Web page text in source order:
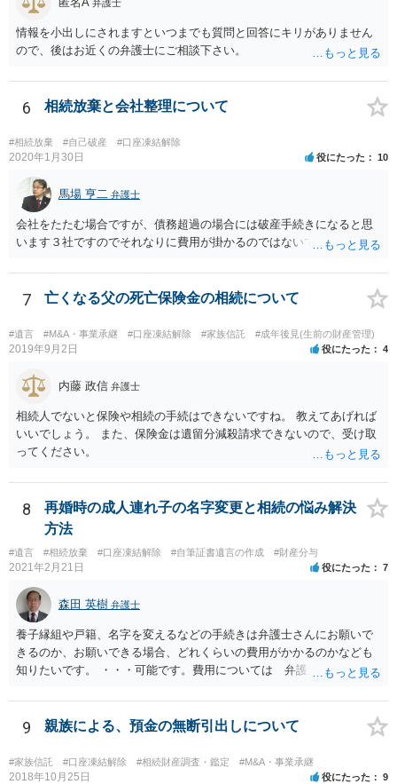
弁護士
情報を小出しにされますといつまでも質問と回答にキリがありません
ので、後はお近くの弁護士にご相談下さい。
6 相続放棄と会社整理について
#相続放棄 #自己破産 #口座凍結解除
2020年1月30日 役にたった 10
馬場 亨二 弁護士
会社をたたむ場合ですが、債務超過の場合には破産手続きになると思
います３社ですのでそれなりに費用が掛かるのではないでしょうか。
7 亡くなる父の死亡保険金の相続について
#遺言 #M&A・事業承継 #口座凍結解除 #家族信託 #成年後見(生前の財産管理)
2019年9月2日 役にたった 4
内藤 政信 弁護士
相続人でないと保険や相続の手続はできないですね。 教えてあげれば
いいでしょう。 また、保険金は遺留分減殺請求できないので、受け取
ってください。
8
再婚時の成人連れ子の名字変更と相続の悩み解決
方法
#遺言 #相続放棄 #口座凍結解除 #自筆証書遺言の作成 #財産分与
2021年2月21日 役にたった 7
森田 英樹 弁護士
養子縁組や戸籍、名字を変えるなどの手続きは弁護士さんにお願いで
きるのか、お願いできる場合、どれくらいの費用がかかるのかなども
知りたいです。 ・・・可能です。費用については 弁護士と直接面談
ています。 やはり、成人した子のことまでごちゃごちゃ考えず、自分
の事だけ考えるべきなのでしょうか ・・・お子さんの事をまで含め良
い解決案があればお悩みになるのは当然と言えば当然のことです。 彼
と親子関係を結びたいと思っているが、名字は変えたくない・・・養
子縁組の必要があり 氏も変更することになります。 しかし 彼は成人
9 親族による、預金の無断引出しについて
#家族信託 #口座凍結解除 #相続財産調査・鑑定 #M&A・事業承継
2018年10月25日 役にたった 9